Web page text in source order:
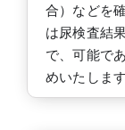
合）などを
は尿検査結
で、可能で
めいたします